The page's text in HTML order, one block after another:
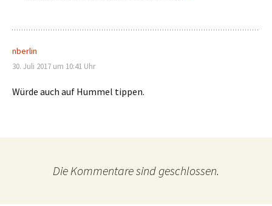
nberlin
30. Juli 2017 um 10:41 Uhr
Würde auch auf Hummel tippen.
Die Kommentare sind geschlossen.